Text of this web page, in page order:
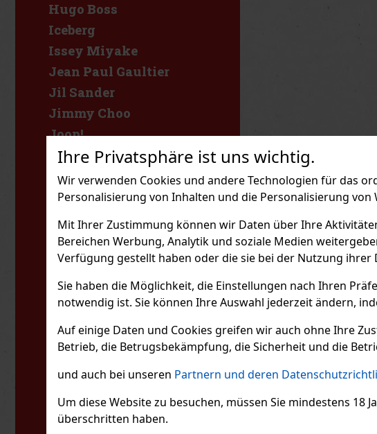
Ihre Privatsphäre ist uns wichtig.
Wir verwenden Cookies und andere Technologien für das
Personalisierung von Inhalten und die Personalisierung von
Mit Ihrer Zustimmung können wir Daten über Ihre
Bereichen Werbung, Analytik und soziale Medien
Verfügung gestellt haben oder die sie bei der Nutzung ihrer
Sie haben die Möglichkeit, die Einstellungen nach Ihren
notwendig ist. Sie können Ihre Auswahl jederzeit ändern,
Auf einige Daten und Cookies greifen wir auch ohne Ihre
Betrieb, die Betrugsbekämpfung, die Sicherheit und die
und auch bei unseren Partnern und deren
Um diese Website zu besuchen, müssen Sie mindestens 18
überschritten haben.
Hugo Boss
Iceberg
Issey Miyake
Jean Paul Gaultier
Jil Sander
Jimmy Choo
Joop!
Juicy Couture
KIDS World
Karl Lagerfeld
Katy
Kenzo
Khadlaj
Kylie Cosmetics
Kylie Jenner
L'Oréal
Lancaster
Lancôme
Lattafa